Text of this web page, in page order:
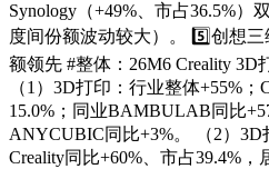
Synology（+49%、市占36.5%）
度间份额波动较大）。 5️⃣创想
额领先 #整体：26M6 Creality 3D
（1）3D打印：行业整体+55%；
15.0%；同业BAMBULAB同比
ANYCUBIC同比+3%。 （2）3D
Creality同比+60%、市占39.4%，